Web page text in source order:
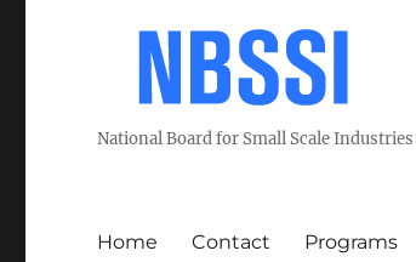
National Board for Small Scale Industries
Home Contact Programs